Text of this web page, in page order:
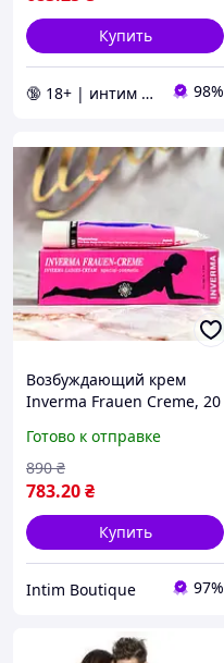
Купить
🔞 18+ | интим интернет-магазин 🍓 98%
Возбуждающий крем
Inverma Frauen Creme, 20
стимуляции эрогенных
зон женщины.
Готово к отправке
783.20₴
890 ₴
Купить
Intim Boutique 97%